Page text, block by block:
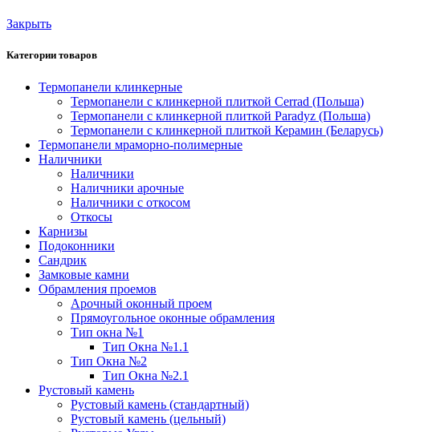
Закрыть
Категории товаров
Термопанели клинкерные
Термопанели c клинкерной плиткой Сerrad (Польша)
Термопанели с клинкерной плиткой Paradyz (Польша)
Термопанели с клинкерной плиткой Керамин (Беларусь)
Термопанели мраморно-полимерные
Наличники
Наличники
Наличники арочные
Наличники с откосом
Откосы
Карнизы
Подоконники
Сандрик
Замковые камни
Обрамления проемов
Арочный оконный проем
Прямоугольное оконные обрамления
Тип окна №1
Тип Окна №1.1
Тип Окна №2
Тип Окна №2.1
Рустовый камень
Рустовый камень (стандартный)
Рустовый камень (цельный)